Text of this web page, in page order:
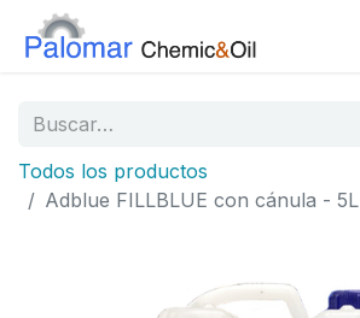
Todos los productos
Adblue FILLBLUE con cánula - 5L